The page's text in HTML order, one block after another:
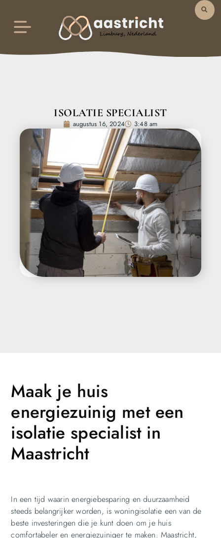
ISOLATIE SPECIALIST
augustus 16, 2024 3:48 am
Maak je huis
energiezuinig met een
isolatie specialist in
Maastricht
In een tijd waarin energiebesparing en duurzaamheid
steeds belangrijker worden, is woningisolatie een van de
beste investeringen die je kunt doen om je huis
comfortabeler en energiezuiniger te maken. Maastricht,